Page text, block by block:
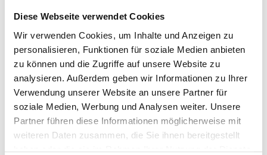
Diese Webseite verwendet Cookies
Wir verwenden Cookies, um Inhalte und Anzeigen zu
personalisieren, Funktionen für soziale Medien anbieten
zu können und die Zugriffe auf unsere Website zu
analysieren. Außerdem geben wir Informationen zu Ihrer
Verwendung unserer Website an unsere Partner für
soziale Medien, Werbung und Analysen weiter. Unsere
Partner führen diese Informationen möglicherweise mit
weiteren Daten zusammen, die Sie ihnen bereitgestellt
haben oder die sie im Rahmen Ihrer Nutzung der Dienste
Graukogel – der Zirben-
Berg und sein Zauber
Einmal auf demGraukogelangekommen, wird
schnell klar, was die ganz spezielle „Magie“ des
Ortes ausmacht. Direkt an der Bergstation der
Graukogelbahn erstreckt sich einmalerischer
Zirbenwald. Dieuralten Zirbenbäumeverleihen
dem Gebiet eineberuhigende Atmosphäre–